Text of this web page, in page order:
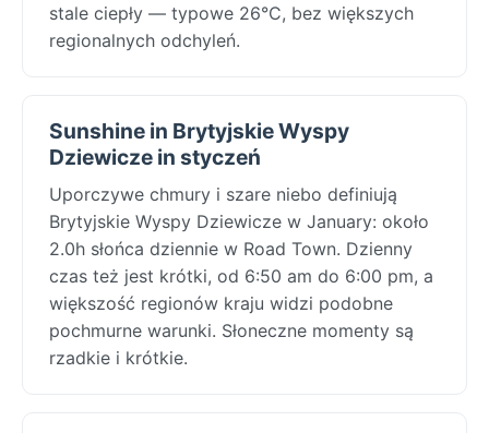
stale ciepły — typowe 26°C, bez większych
regionalnych odchyleń.
Sunshine in Brytyjskie Wyspy
Dziewicze in styczeń
Uporczywe chmury i szare niebo definiują
Brytyjskie Wyspy Dziewicze w January: około
2.0h słońca dziennie w Road Town. Dzienny
czas też jest krótki, od 6:50 am do 6:00 pm, a
większość regionów kraju widzi podobne
pochmurne warunki. Słoneczne momenty są
rzadkie i krótkie.